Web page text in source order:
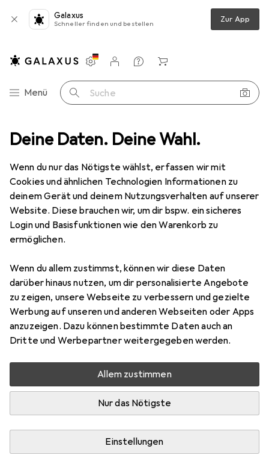
Deine Daten. Deine Wahl.
Wenn du nur das Nötigste wählst, erfassen wir mit
Cookies und ähnlichen Technologien Informationen zu
deinem Gerät und deinem Nutzungsverhalten auf unserer
Website. Diese brauchen wir, um dir bspw. ein sicheres
Login und Basisfunktionen wie den Warenkorb zu
ermöglichen.
Wenn du allem zustimmst, können wir diese Daten
darüber hinaus nutzen, um dir personalisierte Angebote
zu zeigen, unsere Webseite zu verbessern und gezielte
Werbung auf unseren und anderen Webseiten oder Apps
anzuzeigen. Dazu können bestimmte Daten auch an
Dritte und Werbepartner weitergegeben werden.
Allem zustimmen
Nur das Nötigste
Einstellungen
Galaxus
Schneller finden und bestellen Zur App
Navigation nach Kategorien
Menü Suche
Einstellungen
Kundenkonto
Vergleichslisten
Merklisten
Warenkorb
Gedore RZ-DVI20 Reaktionsarm Z-Form gekröpft für DVI20
GedoreRZ-DVI20 Reaktionsarm Z-
Form gekröpft für DVI20
Preis in EUR inkl. MwSt.
EUR
244,99
Bewertungen Marke
Mehr von Gedore
Zwischen Mi, 26.8. und Mi, 2.9. geliefert
Benachrichtigen, wenn schneller verfügbar
Lieferort angeben für genaue Lieferzeit